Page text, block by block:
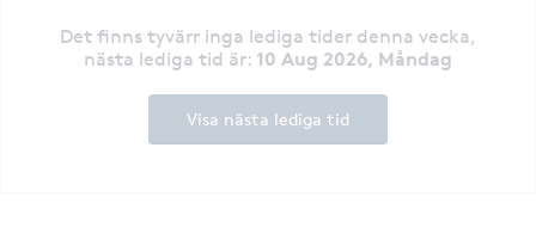
Det finns tyvärr inga lediga tider denna vecka,
nästa lediga tid är: 10 Aug 2026, Måndag
Visa nästa lediga tid